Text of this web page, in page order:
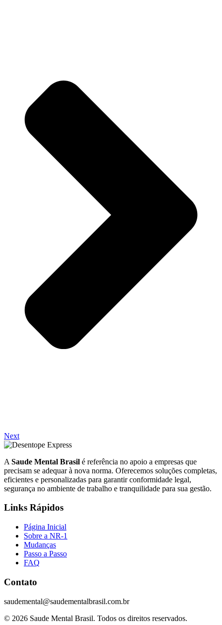
Next
A Saude Mental Brasil é referência no apoio a empresas que
precisam se adequar à nova norma. Oferecemos soluções completas,
eficientes e personalizadas para garantir conformidade legal,
segurança no ambiente de trabalho e tranquilidade para sua gestão.
Links Rápidos
Página Inicial
Sobre a NR-1
Mudanças
Passo a Passo
FAQ
Contato
saudemental@saudementalbrasil.com.br
© 2026 Saude Mental Brasil. Todos os direitos reservados.